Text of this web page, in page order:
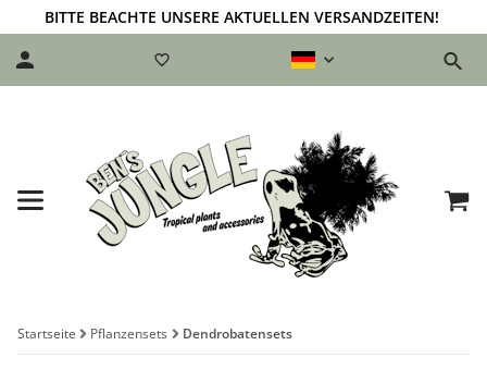
BITTE BEACHTE UNSERE AKTUELLEN VERSANDZEITEN!
Startseite Pflanzensets Dendrobatensets